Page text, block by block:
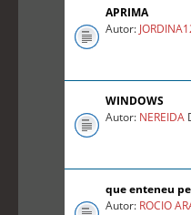
APRIMA
Autor:
WINDOWS
Autor: NEREIDA
que enteneu
Autor: ROCIO